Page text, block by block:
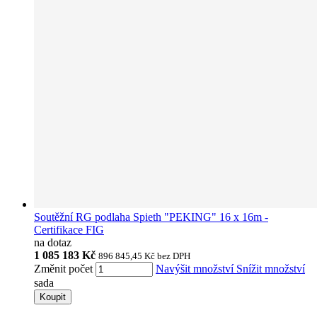
Soutěžní RG podlaha Spieth "PEKING" 16 x 16m -
Certifikace FIG
na dotaz
1 085 183 Kč 896 845,45 Kč bez DPH
Změnit počet Navýšit množství Snížit množství
sada
Koupit